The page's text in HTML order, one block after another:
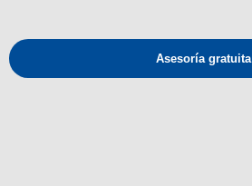
Asesoría gratuita